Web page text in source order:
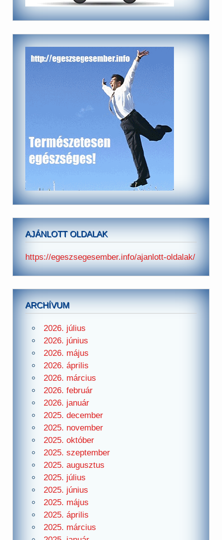
AJÁNLOTT OLDALAK
https://egeszsegesember.info/ajanlott-oldalak/
ARCHÍVUM
2026. július
2026. június
2026. május
2026. április
2026. március
2026. február
2026. január
2025. december
2025. november
2025. október
2025. szeptember
2025. augusztus
2025. július
2025. június
2025. május
2025. április
2025. március